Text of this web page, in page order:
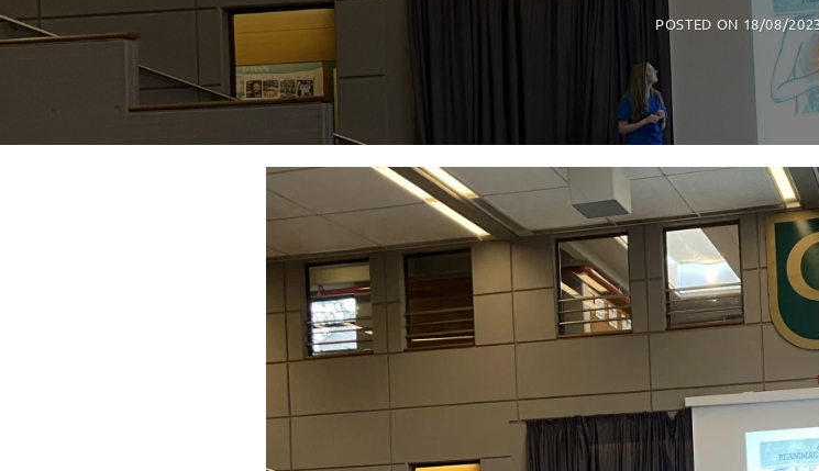
POSTED ON 18/08/